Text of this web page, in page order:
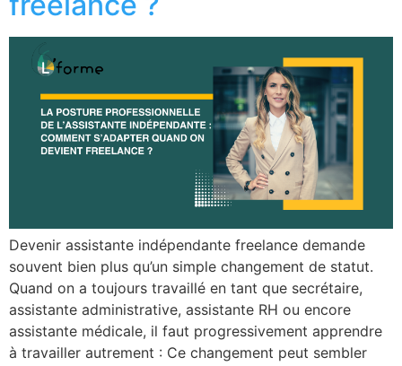
Devenir assistante indépendante freelance demande
souvent bien plus qu’un simple changement de statut.
Quand on a toujours travaillé en tant que secrétaire,
assistante administrative, assistante RH ou encore
assistante médicale, il faut progressivement apprendre
à travailler autrement : Ce changement peut sembler